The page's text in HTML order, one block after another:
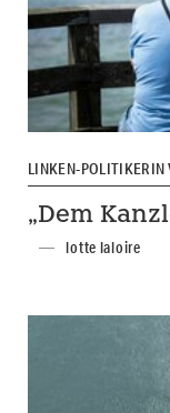
LINKEN-POLITIKERIN
„Dem
lotte laloire